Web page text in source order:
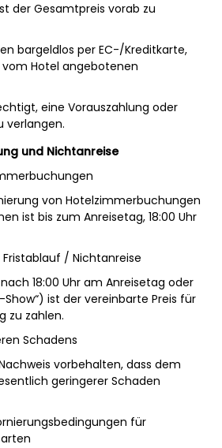
der Gesamtpreis vorab zu
bargeldlos per EC-/Kreditkarte,
vom Hotel angebotenen
eine Vorauszahlung oder
verlangen.
und Nichtanreise
von Hotelzimmerbuchungen
ist bis zum Anreisetag, 18:00 Uhr
/ Nichtanreise
18:00 Uhr am Anreisetag oder
ist der vereinbarte Preis für
zu zahlen.
Schadens
vorbehalten, dass dem
geringerer Schaden
für